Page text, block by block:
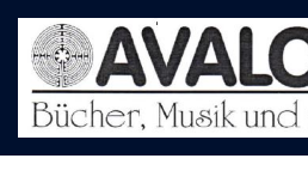
Zum
Inhalt
springen